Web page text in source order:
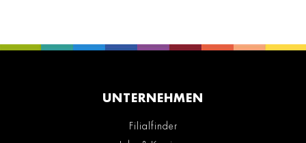
UNTERNEHMEN
Filialfinder